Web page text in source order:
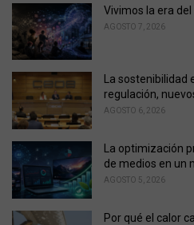
i
e
s
:
Vivimos la era
AGOSTO 7, 2026
La sostenibilidad
regulación,
AGOSTO 6, 2026
La optimización
de medios en un
AGOSTO 5, 2026
Por qué el calor